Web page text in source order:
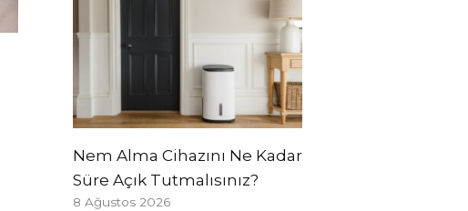
Nem Alma Cihazını Ne Kadar
Süre Açık Tutmalısınız?
8 Ağustos 2026